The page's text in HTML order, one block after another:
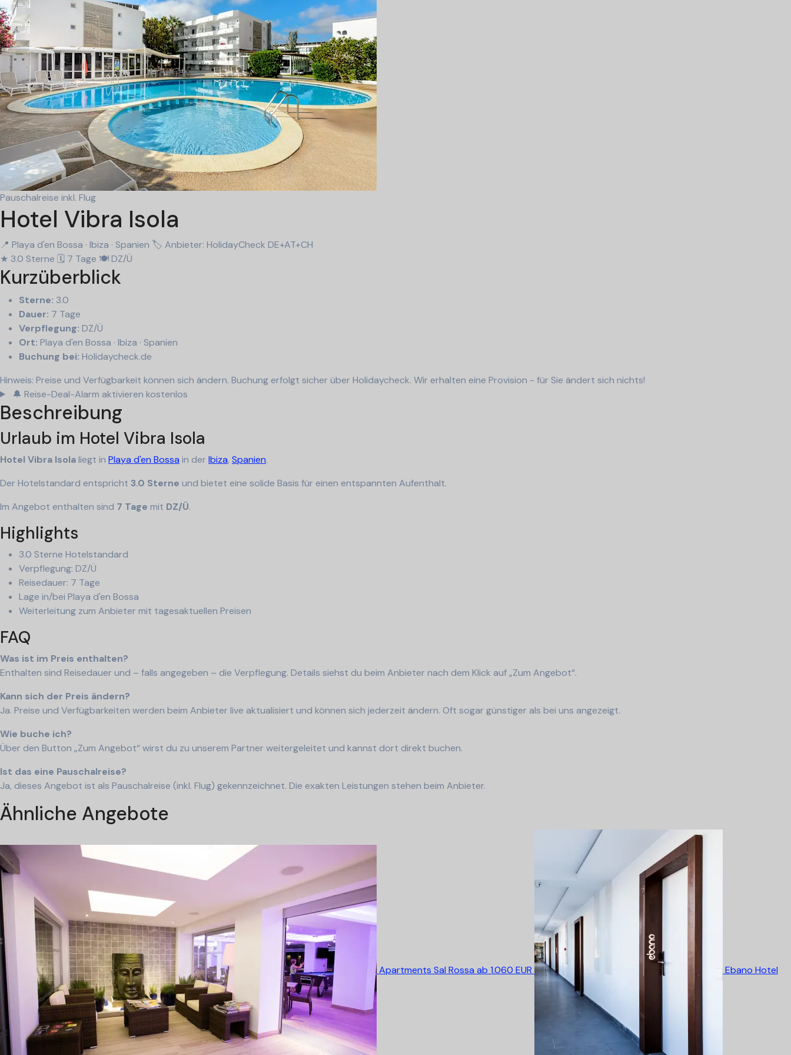
Pauschalreise inkl. Flug
Hotel Vibra Isola
📍 Playa d'en Bossa · Ibiza · Spanien 🏷 Anbieter: HolidayCheck DE+AT+CH
★ 3.0 Sterne 🗓 7 Tage 🍽 DZ/Ü
Kurzüberblick
Sterne: 3.0
Dauer: 7 Tage
Verpflegung: DZ/Ü
Ort: Playa d'en Bossa · Ibiza · Spanien
Buchung bei: Holidaycheck.de
Hinweis: Preise und Verfügbarkeit können sich ändern. Buchung erfolgt sicher über Holidaycheck. Wir erhalten eine Provision - für Sie ändert sich nichts!
🔔 Reise-Deal-Alarm aktivieren kostenlos
Beschreibung
Urlaub im Hotel Vibra Isola
Hotel Vibra Isolaliegt in Playa d'en Bossa in der Ibiza, Spanien.
Der Hotelstandard entspricht 3.0 Sterne und bietet eine solide Basis für einen entspannten Aufenthalt.
Im Angebot enthalten sind 7 Tage mit DZ/Ü.
Highlights
3.0 Sterne Hotelstandard
Verpflegung: DZ/Ü
Reisedauer: 7 Tage
Lage in/bei Playa d'en Bossa
Weiterleitung zum Anbieter mit tagesaktuellen Preisen
FAQ
Was ist im Preis enthalten?
Enthalten sind Reisedauer und – falls angegeben – die Verpflegung. Details siehst du beim Anbieter nach dem Klick auf „Zum Angebot“.
Kann sich der Preis ändern?
Ja. Preise und Verfügbarkeiten werden beim Anbieter live aktualisiert und können sich jederzeit ändern. Oft sogar günstiger als bei uns angezeigt.
Wie buche ich?
Über den Button „Zum Angebot“ wirst du zu unserem Partner weitergeleitet und kannst dort direkt buchen.
Ist das eine Pauschalreise?
Ja, dieses Angebot ist als Pauschalreise (inkl. Flug) gekennzeichnet. Die exakten Leistungen stehen beim Anbieter.
Ähnliche Angebote
Apartments Sal Rossa ab 1.060 EUR Ebano Hotel